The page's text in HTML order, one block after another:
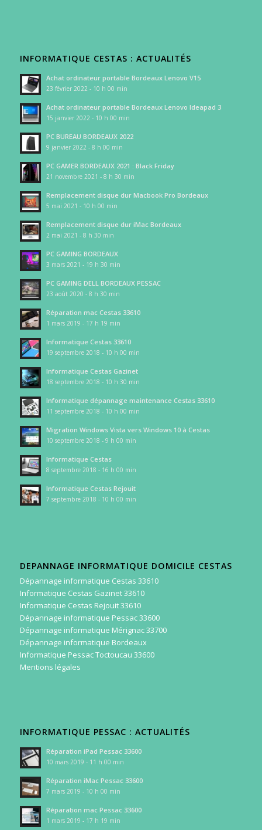
INFORMATIQUE CESTAS : ACTUALITÉS
Achat ordinateur portable Bordeaux Lenovo V15
23 février 2022 - 10 h 00 min
Achat ordinateur portable Bordeaux Lenovo Ideapad 3
15 janvier 2022 - 10 h 00 min
PC BUREAU BORDEAUX 2022
9 janvier 2022 - 8 h 00 min
PC GAMER BORDEAUX 2021 : Black Friday
21 novembre 2021 - 8 h 30 min
Remplacement disque dur Macbook Pro Bordeaux
5 mai 2021 - 10 h 00 min
Remplacement disque dur iMac Bordeaux
2 mai 2021 - 8 h 30 min
PC GAMING BORDEAUX
3 mars 2021 - 19 h 30 min
PC GAMING DELL BORDEAUX PESSAC
23 août 2020 - 8 h 30 min
Réparation mac Cestas 33610
1 mars 2019 - 17 h 19 min
Informatique Cestas 33610
19 septembre 2018 - 10 h 00 min
Informatique Cestas Gazinet
18 septembre 2018 - 10 h 30 min
Informatique dépannage maintenance Cestas 33610
11 septembre 2018 - 10 h 00 min
Migration Windows Vista vers Windows 10 à Cestas
10 septembre 2018 - 9 h 00 min
Informatique Cestas
8 septembre 2018 - 16 h 00 min
Informatique Cestas Rejouit
7 septembre 2018 - 10 h 00 min
DEPANNAGE INFORMATIQUE DOMICILE CESTAS
Dépannage informatique Cestas 33610
Informatique Cestas Gazinet 33610
Informatique Cestas Rejouit 33610
Dépannage informatique Pessac 33600
Dépannage informatique Mérignac 33700
Dépannage informatique Bordeaux
Informatique Pessac Toctoucau 33600
Mentions légales
INFORMATIQUE PESSAC : ACTUALITÉS
Réparation iPad Pessac 33600
10 mars 2019 - 11 h 00 min
Réparation iMac Pessac 33600
7 mars 2019 - 10 h 00 min
Réparation mac Pessac 33600
1 mars 2019 - 17 h 19 min